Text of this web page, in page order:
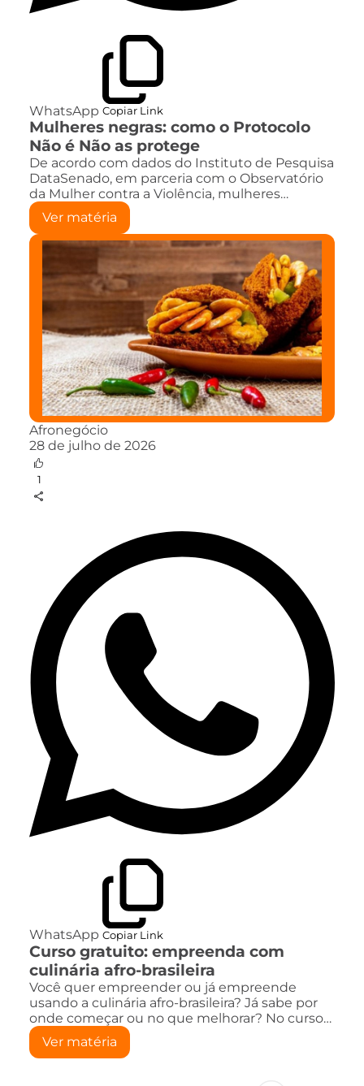
WhatsApp Copiar Link
Mulheres negras: como o Protocolo
Não é Não as protege
De acordo com dados do Instituto de Pesquisa
DataSenado, em parceria com o Observatório
da Mulher contra a Violência, mulheres…
Ver matéria
Afronegócio
28 de julho de 2026
1
WhatsApp Copiar Link
Curso gratuito: empreenda com
culinária afro-brasileira
Você quer empreender ou já empreende
usando a culinária afro-brasileira? Já sabe por
onde começar ou no que melhorar? No curso…
Ver matéria